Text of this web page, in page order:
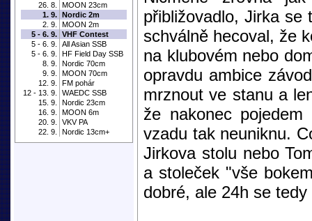
26. 8.
MOON 23cm
1. 9. Nordic 2m
2. 9.
MOON 2m
5 - 6. 9. VHF Contest
5 - 6. 9.
All Asian SSB
5 - 6. 9.
HF Field Day SSB
8. 9.
Nordic 70cm
9. 9.
MOON 70cm
12. 9.
FM pohár
12 - 13. 9.
WAEDC SSB
15. 9.
Nordic 23cm
16. 9.
MOON 6m
20. 9.
VKV PA
22. 9.
Nordic 13cm+
přibližovadlo, Jirka
schválně hecoval, že
na klubovém nebo
opravdu ambice
mrznout ve stanu a
že nakonec
vzadu tak neuniknu.
Jirkova stolu nebo
a stoleček "vše
dobré, ale 24h se